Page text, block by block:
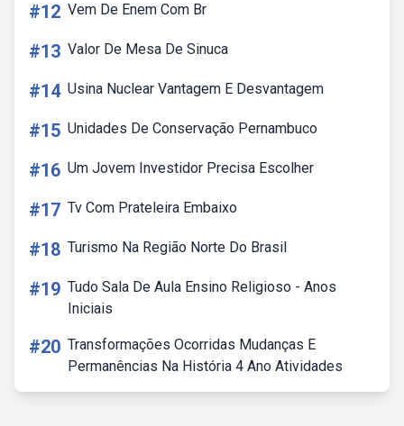
#12 Vem De Enem Com Br
#13 Valor De Mesa De Sinuca
#14 Usina Nuclear Vantagem E Desvantagem
#15 Unidades De Conservação Pernambuco
#16 Um Jovem Investidor Precisa Escolher
#17 Tv Com Prateleira Embaixo
#18 Turismo Na Região Norte Do Brasil
#19 Tudo Sala De Aula Ensino Religioso - Anos
Iniciais
#20 Transformações Ocorridas Mudanças E
Permanências Na História 4 Ano Atividades